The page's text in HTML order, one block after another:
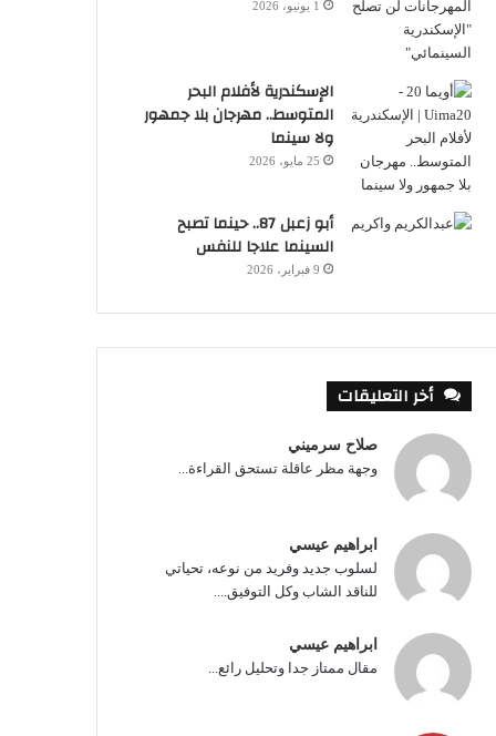
1 يونيو، 2026
الإسكندرية لأفلام البحر
المتوسط.. مهرجان بلا جمهور
ولا سينما
25 مايو، 2026
أبو زعبل 87.. حينما تصبح
السينما علاجا للنفس
9 فبراير، 2026
أخر التعليقات
صلاح سرميني
وجهة مظر عاقلة تستحق القراءة...
ابراهيم عيسي
لسلوب جديد وفريد من نوعه، تحياتي
للناقد الشاب وكل التوفيق....
ابراهيم عيسي
مقال ممتاز جدا وتحليل رائع...